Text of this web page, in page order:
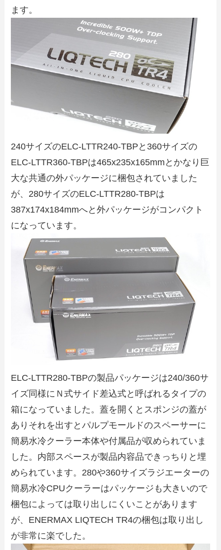
ます。
240サイズのELC-LTTR240-TBPと360サイズの
ELC-LTTR360-TBPは465x235x165mmとかなり巨
大な共通の外パッケージに梱包されていました
が、280サイズのELC-LTTR280-TBPは
387x174x184mmへと外パッケージがコンパクト
になっています。
ELC-LTTR280-TBPの製品パッケージは240/360サ
イズ同様にＮ式サイド差込式と呼ばれるタイプの
箱になっていました。蓋を開くとスポンジの蓋が
ありそれを出すとパルプモールドのスペーサーに
簡易水冷クーラー本体や付属品が収められていま
した。内部スペースが製品内容品できっちりと埋
められています。280や360サイズラジエーターの
簡易水冷CPUクーラーはパッケージも大きいので
梱包によっては取り出しにくいことがあります
が、ENERMAX LIQTECH TR4の梱包は取り出し
が非常に楽でした。